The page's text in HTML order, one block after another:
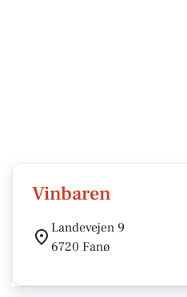
Vinbaren
Landevejen 9
6720 Fanø